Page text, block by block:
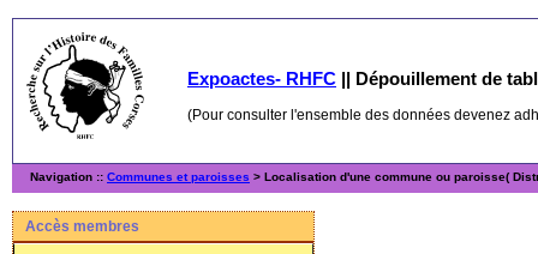
Expoactes- RHFC || Dépouillement de
(Pour consulter l'ensemble des données devenez
Navigation :: Communes et paroisses > Localisation d'une commune ou paroisse(
Accès membres